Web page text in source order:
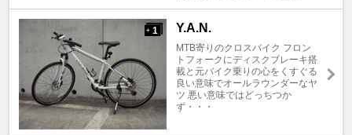
+ 1 Y.A.N.
MTB寄りのクロスバイク フロン
トフォークにディスクブレーキ搭
載と元バイク乗りの心をくすぐる
良い意味でオールラウンダーなヤ
ツ 悪い意味ではどっちつか
ず・・・